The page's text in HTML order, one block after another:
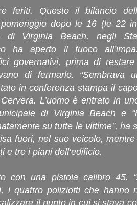
feriti. Questo il bilancio
dopo le 16 (le 22
di Virginia Beach, negli
ha aperto il fuoco
governativi, prima di
di fermarlo. “Sembrava
in conferenza stampa il
L’uomo è entrato in
di Virginia Beach e
su tutte le vittime”, ha
fuori, nel suo veicolo,
e tre i piani dell’edificio.
con una pistola calibro 45.
i quattro poliziotti che hanno